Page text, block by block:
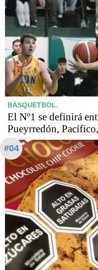
BÁSQUETBOL.
El Nº1 se definirá
Pueyrredón,
#04